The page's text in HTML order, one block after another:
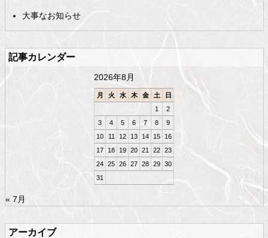
ツ
の
先
頭
へ
戻
る
大事なお知らせ
記事カレンダー
2026年8月
月 火 水 木 金 土
日
1
2
3
4 5 6 7 8
9
10
11 12 13 14 15
16
17
18 19 20 21 22 23
24 25 26 27 28 29 30
31
« 7月
アーカイブ